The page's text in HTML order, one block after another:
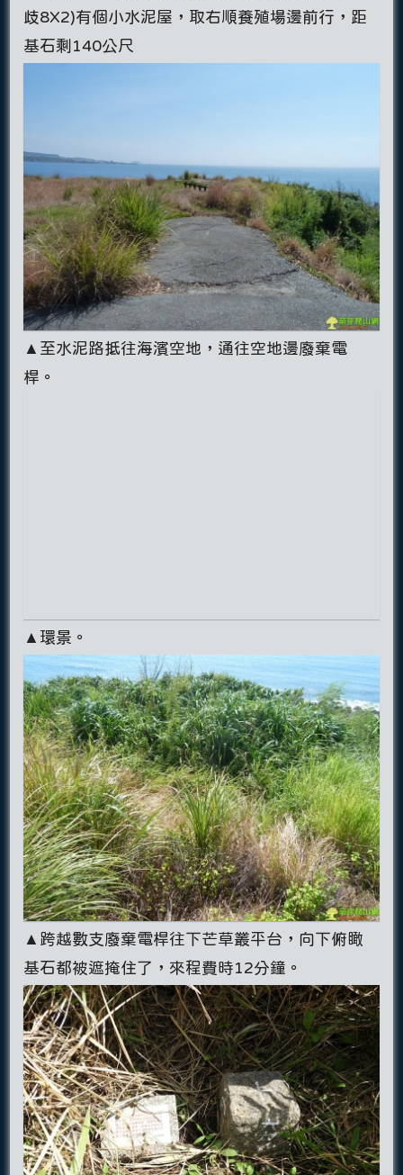
歧8X2)有個小水泥屋，取右順養殖場邊前行，距
基石剩140公尺
▲至水泥路抵往海濱空地，通往空地邊廢棄電
桿。
▲環景。
▲跨越數支廢棄電桿往下芒草叢平台，向下俯瞰
基石都被遮掩住了，來程費時12分鐘。